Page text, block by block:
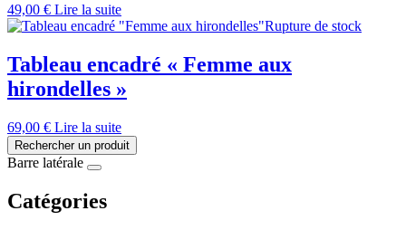
49,00 € Lire la suite
Rupture de stock
Tableau encadré « Femme aux
hirondelles »
69,00 € Lire la suite
Rechercher un produit
Barre latérale
Catégories